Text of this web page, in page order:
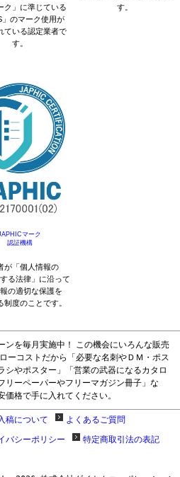
ク」に準じている
」のマーク使用が
ている認定業者で
す。
す。
マーク
認証機構
が「個人情報の
る法律」に沿って
の適切な保護を
制度のことです。
ンを毎月実施中！ この機会にいろんな販売
ーコストだから「必要な名刺やＤＭ・ポス
シやポスター」「営業の武器になるカタロ
リーペーパーやフリーマガジン冊子」な
格で手に入れてください。
稿について
よくあるご質問
バシーポリシー
特定商取引法の表記